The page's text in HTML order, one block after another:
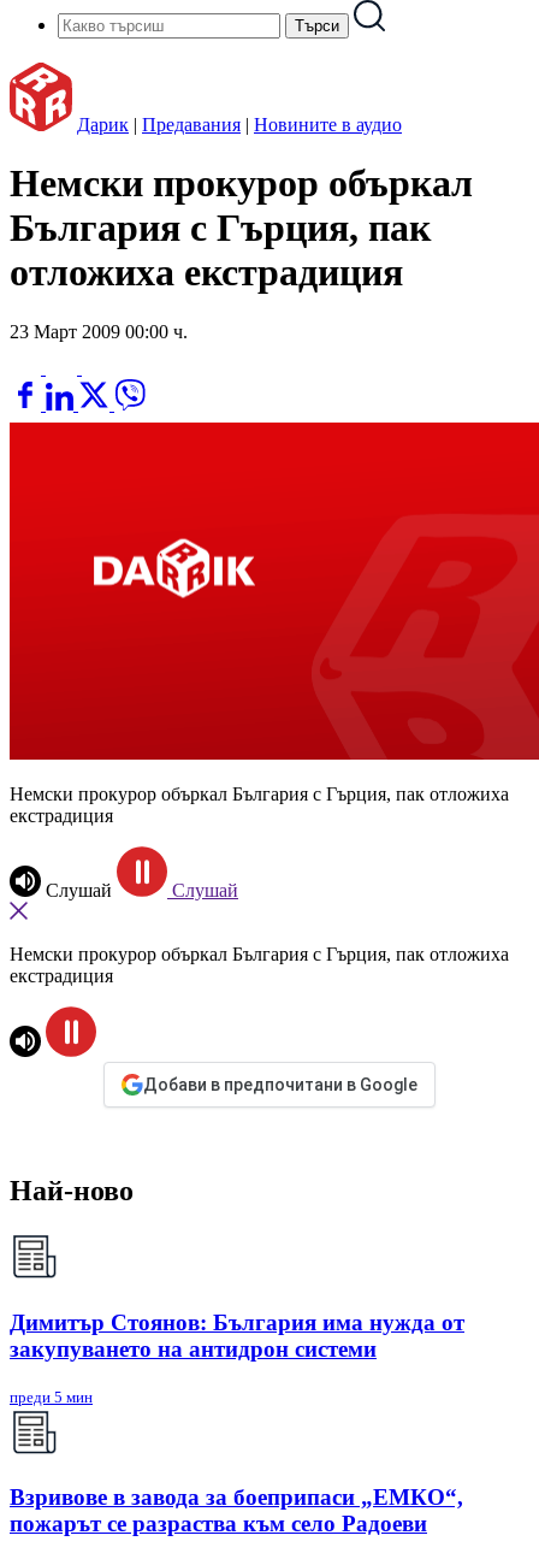
Дарик | Предавания | Новините в аудио
Немски прокурор объркал
България с Гърция, пак
отложиха екстрадиция
23 Март 2009 00:00 ч.
Немски прокурор объркал България с Гърция, пак отложиха
екстрадиция
Слушай Слушай
Немски прокурор объркал България с Гърция, пак отложиха
екстрадиция
Добави в предпочитани в Google
Най-ново
Димитър Стоянов: България има нужда от
закупуването на антидрон системи
преди 5 мин
Взривове в завода за боеприпаси „ЕМКО“,
пожарът се разраства към село Радоеви